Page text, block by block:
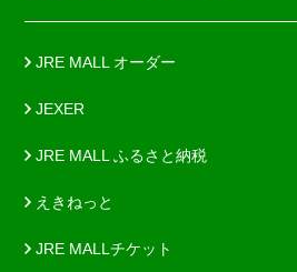
JRE MALL オーダー
JEXER
JRE MALL ふるさと納税
えきねっと
JRE MALLチケット